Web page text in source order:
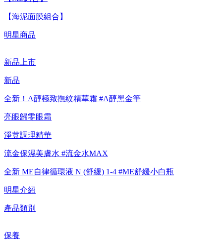
【重要公告】IPSA 無法驗證非官方通路銷售之品牌商品的真實
【海泥面膜組合】
明星商品
新品上市
新品
全新！A醇極致撫紋精華霜 #A醇黑金筆
亮眼歸零眼霜
淨荳調理精華
流金保濕美膚水 #流金水MAX
全新 ME自律循環液 N (舒緩) 1-4 #ME舒緩小白瓶
明星介紹
產品類別
保養